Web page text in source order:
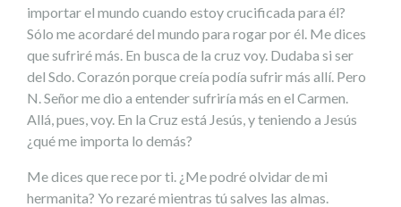
importar el mundo cuando estoy crucificada para él?
Sólo me acordaré del mundo para rogar por él. Me dices
que sufriré más. En busca de la cruz voy. Dudaba si ser
del Sdo. Corazón porque creía podía sufrir más allí. Pero
N. Señor me dio a entender sufriría más en el Carmen.
Allá, pues, voy. En la Cruz está Jesús, y teniendo a Jesús
¿qué me importa lo demás?
Me dices que rece por ti. ¿Me podré olvidar de mi
hermanita? Yo rezaré mientras tú salves las almas.